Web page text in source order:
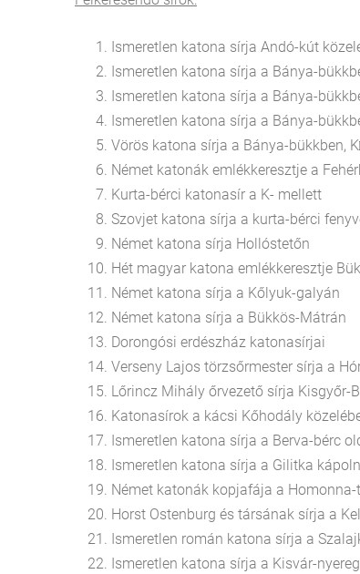
Ismeretlen katona sírja
Ismeretlen katona sírja a
Ismeretlen katona sírja a
Ismeretlen katona sírja a
Vörös katona sírja a Bánya-
Német katonák emlékkeresztje a
Kurta-bérci katonasír a
Szovjet katona sírja a
Német katona sírja
Hét magyar katona
Német katona sírja a
Német katona sírja a
Dorongósi erdészház
Verseny Lajos törzsőrmester
Lőrincz Mihály őrvezető sírja
Katonasírok a kácsi
Ismeretlen katona sírja a
Ismeretlen katona sírja a
Német katonák kopjafája a
Horst Ostenburg és társának sírja
Ismeretlen román katona
Ismeretlen katona sírja a